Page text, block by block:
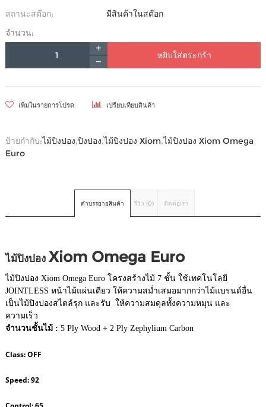
สถานะสต๊อก:
มีสินค้าในสต๊อก
จำนวน:
หยิบใส่ตระกร้า
เพิ่มในรายการโปรด เปรียบเทียบสินค้า
ป้ายกำกับ:ไม้ปิงปอง,ปิงปอง,ไม้ปิงปอง Xiom,ไม้ปิงปอง Xiom Omega
Euro
คำบรรยายสินค้า รีวิว (0) ติดต่อเรา
ไม้ปิงปอง Xiom Omega Euro
ไม้ปิงปอง Xiom Omega Euro โครงสร้างไม้ 7 ชั้น ใช้เทคโนโลยี
JOINTLESS หน้าไม้แผ่นเดียว ให้ความสม่ำเสมอมากกว่าไม้แบรนด์อื่น
เป็นไม้ปิงปองสไตล์รุก และรับ ให้ความสมดุลทั้งความหมุน และ
ความเร็ว
จำนวนชั้นไม้ : 5 Ply Wood + 2 Ply Zephylium Carbon
Class:OFF
Speed:92